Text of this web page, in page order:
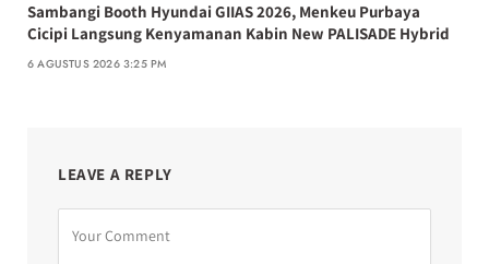
Sambangi Booth Hyundai GIIAS 2026, Menkeu Purbaya
Cicipi Langsung Kenyamanan Kabin New PALISADE Hybrid
6 AGUSTUS 2026 3:25 PM
LEAVE A REPLY